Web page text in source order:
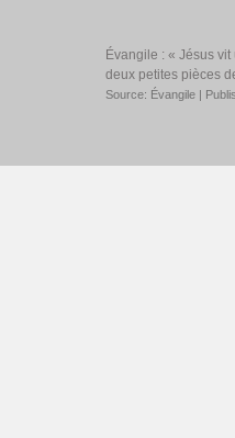
Évangile : « Jésus
deux petites pièces
Source: Évangile